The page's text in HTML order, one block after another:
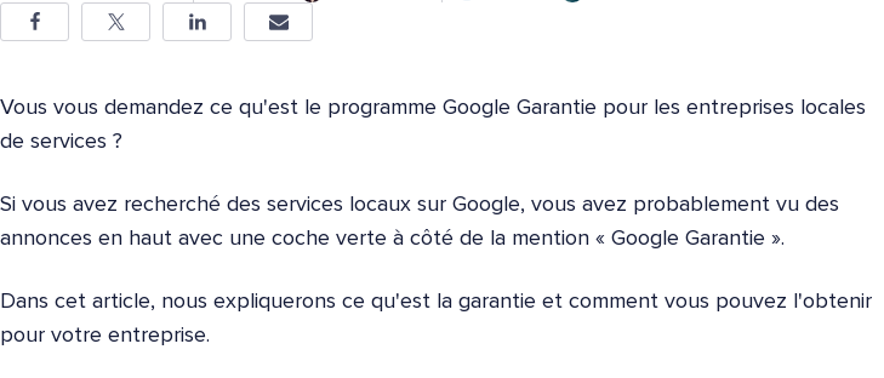
Vous vous demandez ce qu'est le programme Google Garantie pour les entreprises locales
de services ?
Si vous avez recherché des services locaux sur Google, vous avez probablement vu des
annonces en haut avec une coche verte à côté de la mention « Google Garantie ».
Dans cet article, nous expliquerons ce qu'est la garantie et comment vous pouvez l'obtenir
pour votre entreprise.